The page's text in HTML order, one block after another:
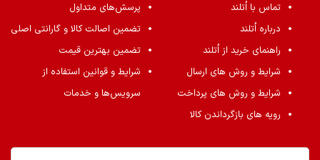
تماس با اُتلند
درباره اُتلند
راهنمای خرید از اُتلند
شرایط و روش های ارسال
شرایط و روش های پرداخت
رویه های بازگرداندن کالا
پرسش‌های متداول
تضمین اصالت کالا و گارانتی اصلی
تضمین بهترین قیمت
شرایط و قوانین استفاده از
سرویس‌ها و خدمات